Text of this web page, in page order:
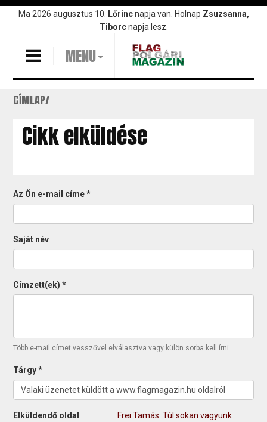
UgrásMa 2026 augusztus 10. Lőrincnapja van. Holnap Zsuzsanna,
Tiborcnapja lesz.
MENU
CÍMLAP
Cikk elküldése
Az Ön e-mail címe*
Saját név
Címzett(ek)*
Több e-mail címet vesszővel elválasztva vagy külön sorba kell írni.
Tárgy*
Elküldendő oldal Frei Tamás: Túl sokan vagyunk